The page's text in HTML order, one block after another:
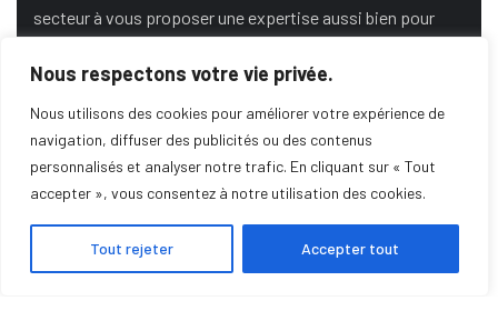
Nous respectons votre vie privée.
Nous utilisons des cookies pour améliorer votre expérience de
navigation, diffuser des publicités ou des contenus
personnalisés et analyser notre trafic. En cliquant sur « Tout
accepter », vous consentez à notre utilisation des cookies.
Tout rejeter Accepter tout
secteur à vous proposer une expertise aussi bien pour
DEMANDE DE DEVIS